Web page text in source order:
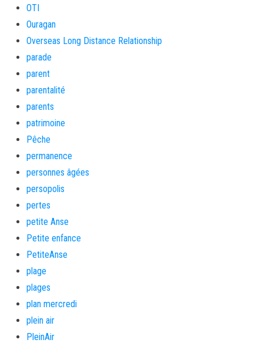
OTI
Ouragan
Overseas Long Distance Relationship
parade
parent
parentalité
parents
patrimoine
Pêche
permanence
personnes âgées
persopolis
pertes
petite Anse
Petite enfance
PetiteAnse
plage
plages
plan mercredi
plein air
PleinAir